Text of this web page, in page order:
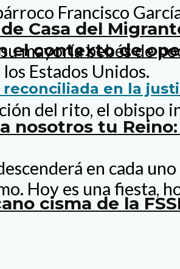
Casa del
el contexto de
nosotros tu
cisma de la
Francisco
mayoría bebés de
Estados Unidos.
del rito, el obispo
en cada
Hoy es una fiesta,